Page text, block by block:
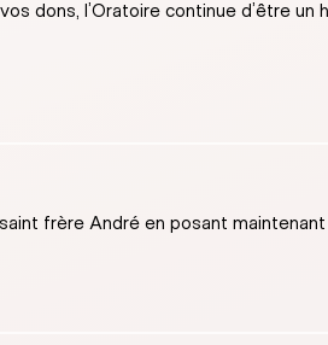
dons, l’Oratoire continue d’être un
frère André en posant maintenant